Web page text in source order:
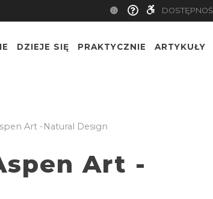
DZIEJE SIĘ PRAKTYCZNIE ARTYKUŁY
Art -Natural Design
Art -